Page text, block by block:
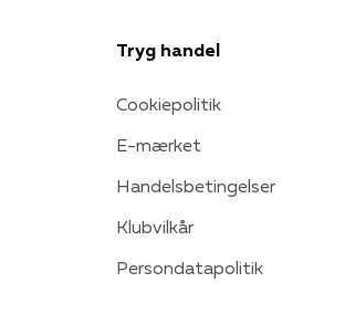
Tryg handel
Cookiepolitik
E-mærket
Handelsbetingelser
Klubvilkår
Persondatapolitik